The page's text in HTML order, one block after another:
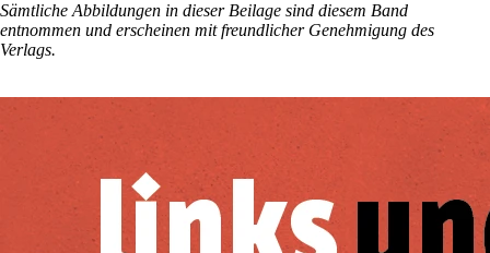
Sämtliche Abbildungen in dieser Beilage sind diesem Band
entnommen und erscheinen mit freundlicher Genehmigung des
Verlags.